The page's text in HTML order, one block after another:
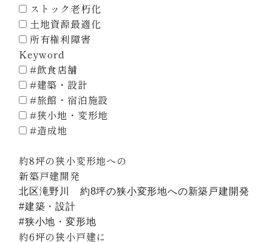
不動産売買
建築設計・建設
お問い合わせ
協力会社募集
NEWS
KAITORI
ストック老朽化
土地資源最適化
所有権利障害
Keyword
#飲食店舗
#建築・設計
#旅館・宿泊施設
#狭小地・変形地
#造成地
約8坪の狭小変形地への
新築戸建開発
北区滝野川 約8坪の狭小変形地への新築戸建開発
#建築・設計
#狭小地・変形地
約6坪の狭小戸建に